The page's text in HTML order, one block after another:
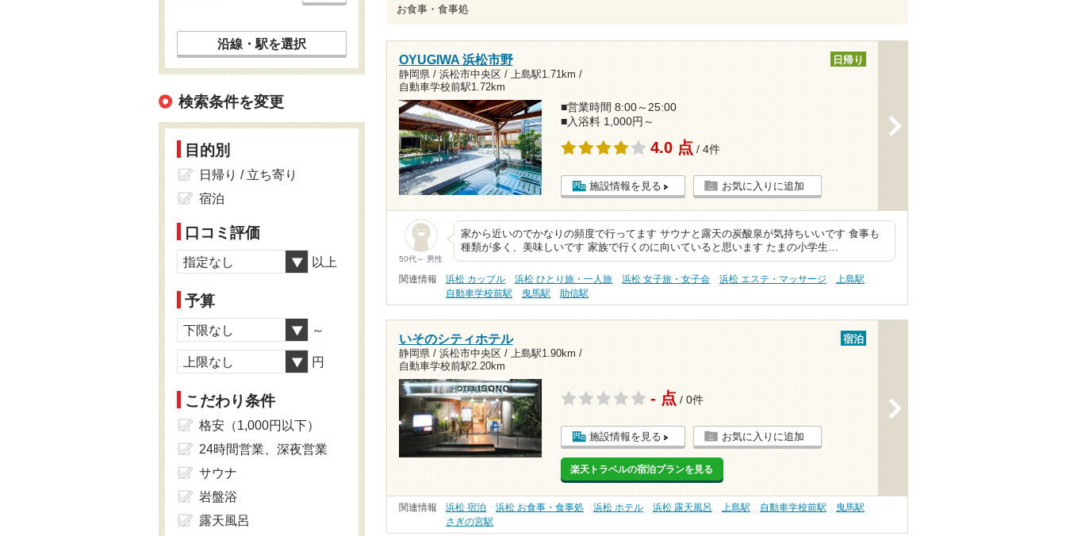
お食事・食事処
OYUGIWA 浜松市野
静岡県 / 浜松市中央区 / 上島駅1.71km /
自動車学校前駅1.72km
日帰り
■営業時間 8:00～25:00
■入浴料 1,000円～
4.0 点 / 4件
施設情報を見る お気に入りに追加
50代～ 男性
家から近いのでかなりの頻度で行ってます サウナと露天の炭酸泉が気持ちいいです 食事も
種類が多く、美味しいです 家族で行くのに向いていると思います たまの小学生…
関連情報 浜松 カップル 浜松 ひとり旅・一人旅 浜松 女子旅・女子会 浜松 エステ・マッサージ
上島駅
自動車学校前駅
曳馬駅 助信駅
いそのシティホテル
静岡県 / 浜松市中央区 / 上島駅1.90km /
自動車学校前駅2.20km
宿泊
- 点 / 0件
施設情報を見る お気に入りに追加
楽天トラベルの宿泊プランを見る
関連情報 浜松 宿泊 浜松 お食事・食事処 浜松 ホテル 浜松 露天風呂 上島駅 自動車学校前駅
曳馬駅
さぎの宮駅
沿線・駅を選択
検索条件を変更
目的別
日帰り / 立ち寄り
宿泊
口コミ評価
指定なし 以上
予算
下限なし ～
上限なし 円
こだわり条件
格安（1,000円以下）
24時間営業、深夜営業
サウナ
岩盤浴
露天風呂